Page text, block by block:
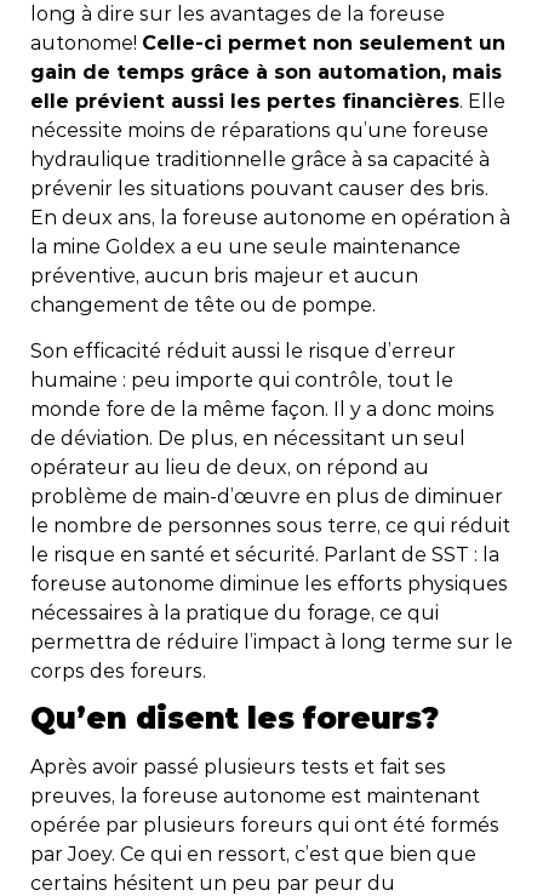
long à dire sur les avantages de la foreuse
autonome! Celle-ci permet non seulement un
gain de temps grâce à son automation, mais
elle prévient aussi les pertes financières. Elle
nécessite moins de réparations qu’une foreuse
hydraulique traditionnelle grâce à sa capacité à
prévenir les situations pouvant causer des bris.
En deux ans, la foreuse autonome en opération à
la mine Goldex a eu une seule maintenance
préventive, aucun bris majeur et aucun
changement de tête ou de pompe.
Son efficacité réduit aussi le risque d’erreur
humaine : peu importe qui contrôle, tout le
monde fore de la même façon. Il y a donc moins
de déviation. De plus, en nécessitant un seul
opérateur au lieu de deux, on répond au
problème de main-d’œuvre en plus de diminuer
le nombre de personnes sous terre, ce qui réduit
le risque en santé et sécurité. Parlant de SST : la
foreuse autonome diminue les efforts physiques
nécessaires à la pratique du forage, ce qui
permettra de réduire l’impact à long terme sur le
corps des foreurs.
Qu’en disent les foreurs?
Après avoir passé plusieurs tests et fait ses
preuves, la foreuse autonome est maintenant
opérée par plusieurs foreurs qui ont été formés
par Joey. Ce qui en ressort, c’est que bien que
certains hésitent un peu par peur du